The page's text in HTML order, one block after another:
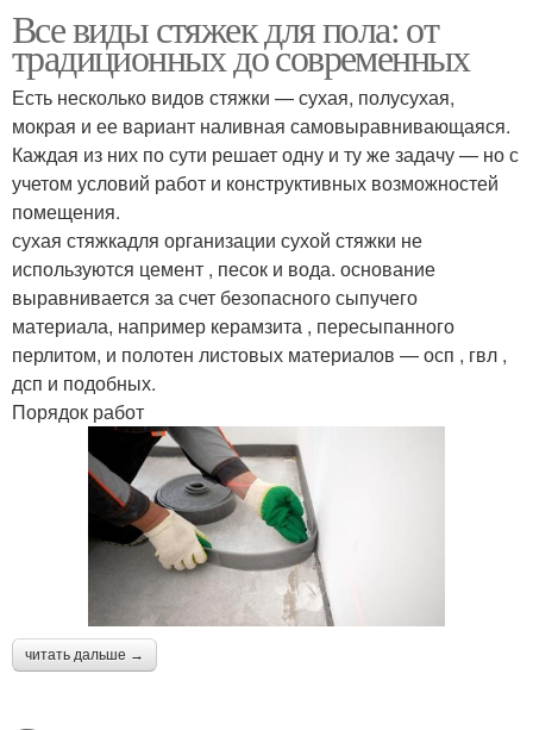
Все виды стяжек для пола: от
традиционных до современных
Есть несколько видов стяжки — сухая, полусухая,
мокрая и ее вариант наливная самовыравнивающаяся.
Каждая из них по сути решает одну и ту же задачу — но с
учетом условий работ и конструктивных возможностей
помещения.
сухая стяжкадля организации сухой стяжки не
используются цемент , песок и вода. основание
выравнивается за счет безопасного сыпучего
материала, например керамзита , пересыпанного
перлитом, и полотен листовых материалов — осп , гвл ,
дсп и подобных.
Порядок работ
читать дальше →